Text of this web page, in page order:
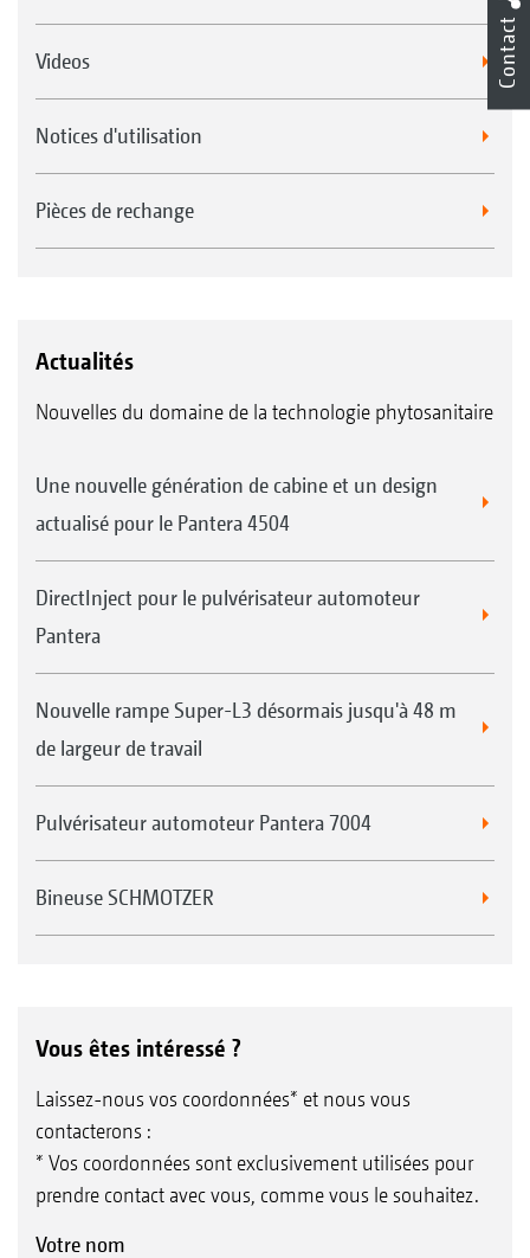
Videos
Notices d'utilisation
Pièces de rechange
Actualités
Nouvelles du domaine de la technologie phytosanitaire
Une nouvelle génération de cabine et un design
actualisé pour le Pantera 4504
DirectInject pour le pulvérisateur automoteur
Pantera
Nouvelle rampe Super-L3 désormais jusqu'à 48 m
de largeur de travail
Pulvérisateur automoteur Pantera 7004
Bineuse SCHMOTZER
Vous êtes intéressé ?
Laissez-nous vos coordonnées* et nous vous
contacterons :
* Vos coordonnées sont exclusivement utilisées pour
prendre contact avec vous, comme vous le souhaitez.
Votre nom
Contact